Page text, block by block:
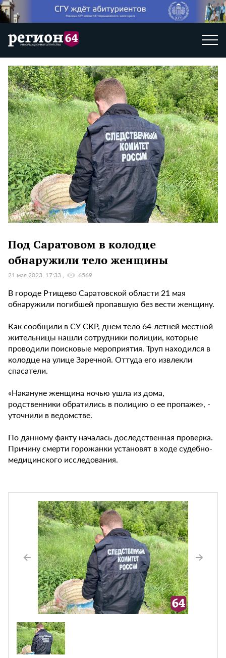
Под Саратовом в колодце
обнаружили тело женщины
21 мая 2023, 17:33 6569
В городе Ртищево Саратовской области 21 мая
обнаружили погибшей пропавшую без вести женщину.
Как сообщили в СУ СКР, днем тело 64-летней местной
жительницы нашли сотрудники полиции, которые
проводили поисковые мероприятия. Труп находился в
колодце на улице Заречной. Оттуда его извлекли
спасатели.
«Накануне женщина ночью ушла из дома,
родственники обратились в полицию о ее пропаже», -
уточнили в ведомстве.
По данному факту началась доследственная проверка.
Причину смерти горожанки установят в ходе судебно-
медицинского исследования.